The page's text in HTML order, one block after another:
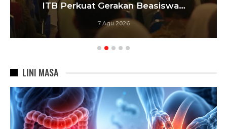
ITB Perkuat Gerakan Beasiswa…
7 Agu 2026
LINI MASA